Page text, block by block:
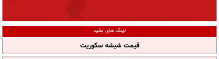
لینک های مفید
قیمت شیشه سکوریت